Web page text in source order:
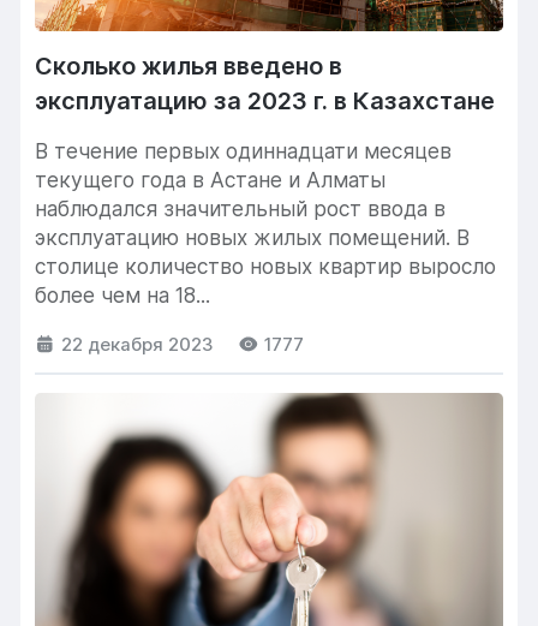
Сколько жилья введено в
эксплуатацию за 2023 г. в Казахстане
В течение первых одиннадцати месяцев
текущего года в Астане и Алматы
наблюдался значительный рост ввода в
эксплуатацию новых жилых помещений. В
столице количество новых квартир выросло
более чем на 18...
22 декабря 2023 1777